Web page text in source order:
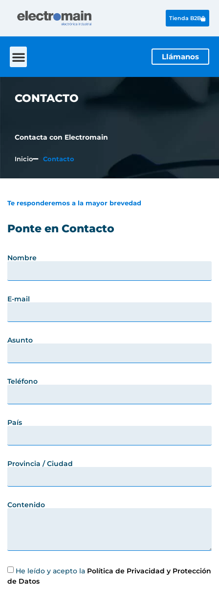
Tienda B2B
Llámanos
CONTACTO
Contacta con Electromain
Inicio Contacto
Te responderemos a la mayor brevedad
Ponte en Contacto
Nombre
E-mail
Asunto
Teléfono
País
Provincia / Ciudad
Contenido
He leído y acepto la Política de Privacidad y Protección
de Datos